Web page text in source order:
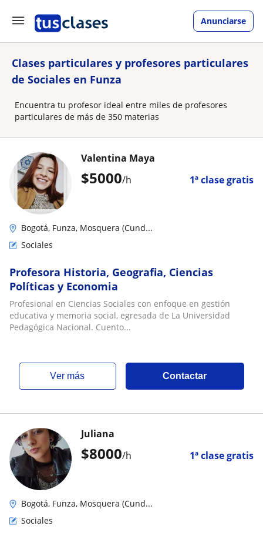
Anunciarse
Clases particulares y profesores particulares
de Sociales en Funza
Encuentra tu profesor ideal entre miles de profesores
particulares de más de 350 materias
$5000/h 1ª clase gratis
Valentina Maya
Bogotá, Funza, Mosquera (Cund...
Sociales
Profesora Historia, Geografia, Ciencias
Políticas y Economia
Profesional en Ciencias Sociales con enfoque en gestión
educativa y memoria social, egresada de La Universidad
Pedagógica Nacional. Cuento...
ver más Contactar
$8000/h 1ª clase gratis
Juliana
Bogotá, Funza, Mosquera (Cund...
Sociales